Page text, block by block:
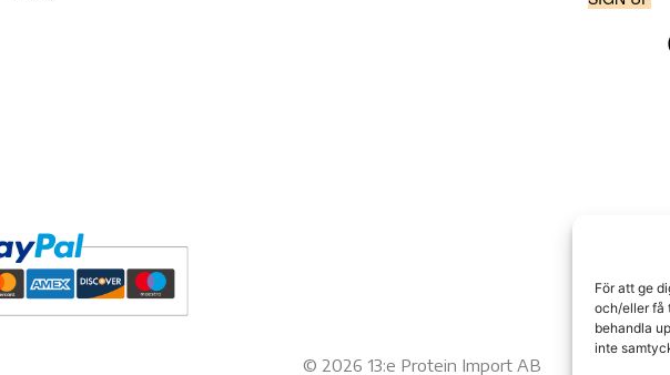
För att ge
och/eller få
behandla
inte
© 2026 13:e Protein Import AB